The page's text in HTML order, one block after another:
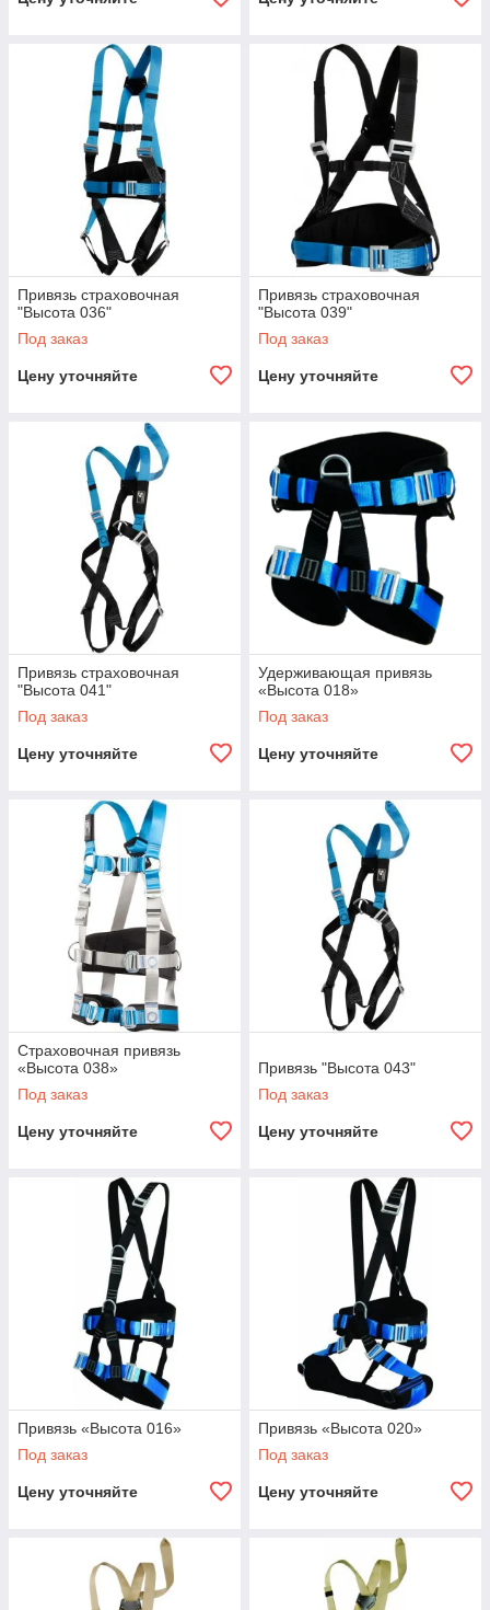
Привязь страховочная
"Высота 036"
Под заказ
Цену уточняйте
Привязь страховочная
"Высота 039"
Под заказ
Цену уточняйте
Привязь страховочная
"Высота 041"
Под заказ
Цену уточняйте
Удерживающая привязь
«Высота 018»
Под заказ
Цену уточняйте
Страховочная привязь
«Высота 038»
Под заказ
Цену уточняйте
Привязь "Высота 043"
Под заказ
Цену уточняйте
Привязь «Высота 016»
Под заказ
Цену уточняйте
Привязь «Высота 020»
Под заказ
Цену уточняйте